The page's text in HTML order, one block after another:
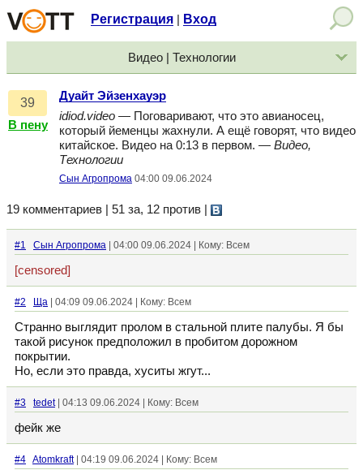
Регистрация Вход
Видео | Технологии
39
В пену
Дуайт Эйзенхауэр
idiod.video — Поговаривают, что это авианосец,
который йеменцы жахнули. А ещё говорят, что видео
китайское. Видео на 0:13 в первом. — Видео,
Технологии
Сын Агропрома 04:00 09.06.2024
19 комментариев | 51 за, 12 против
#1 Сын Агропрома | 04:00 09.06.2024 | Кому: Всем
[censored]
#2 Ща | 04:09 09.06.2024 | Кому: Всем
Странно выглядит пролом в стальной плите палубы. Я бы
такой рисунок предположил в пробитом дорожном
покрытии.
Но, если это правда, хуситы жгут...
#3 tedet| 04:13 09.06.2024 | Кому: Всем
фейк же
#4 Atomkraft| 04:19 09.06.2024 | Кому: Всем